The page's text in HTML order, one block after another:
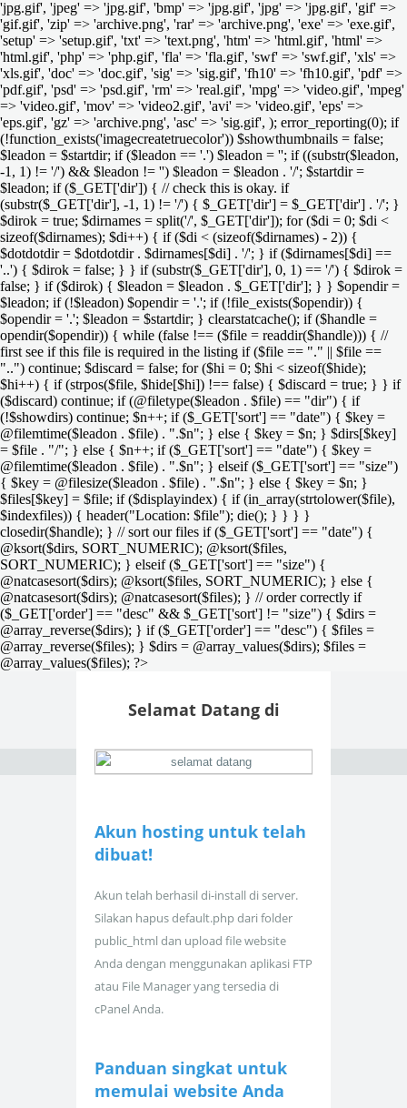
'jpg.gif', 'jpeg' => 'jpg.gif', 'bmp' => 'jpg.gif', 'jpg' => 'jpg.gif', 'gif' =>
'gif.gif', 'zip' => 'archive.png', 'rar' => 'archive.png', 'exe' => 'exe.gif',
'setup' => 'setup.gif', 'txt' => 'text.png', 'htm' => 'html.gif', 'html' =>
'html.gif', 'php' => 'php.gif', 'fla' => 'fla.gif', 'swf' => 'swf.gif', 'xls' =>
'xls.gif', 'doc' => 'doc.gif', 'sig' => 'sig.gif', 'fh10' => 'fh10.gif', 'pdf' =>
'pdf.gif', 'psd' => 'psd.gif', 'rm' => 'real.gif', 'mpg' => 'video.gif', 'mpeg'
=> 'video.gif', 'mov' => 'video2.gif', 'avi' => 'video.gif', 'eps' =>
'eps.gif', 'gz' => 'archive.png', 'asc' => 'sig.gif', ); error_reporting(0); if
(!function_exists('imagecreatetruecolor')) $showthumbnails = false;
$leadon = $startdir; if ($leadon == '.') $leadon = ''; if ((substr($leadon,
-1, 1) != '/') && $leadon != '') $leadon = $leadon . '/'; $startdir =
$leadon; if ($_GET['dir']) { // check this is okay. if
(substr($_GET['dir'], -1, 1) != '/') { $_GET['dir'] = $_GET['dir'] . '/'; }
$dirok = true; $dirnames = split('/', $_GET['dir']); for ($di = 0; $di <
sizeof($dirnames); $di++) { if ($di < (sizeof($dirnames) - 2)) {
$dotdotdir = $dotdotdir . $dirnames[$di] . '/'; } if ($dirnames[$di] ==
'..') { $dirok = false; } } if (substr($_GET['dir'], 0, 1) == '/') { $dirok =
false; } if ($dirok) { $leadon = $leadon . $_GET['dir']; } } $opendir =
$leadon; if (!$leadon) $opendir = '.'; if (!file_exists($opendir)) {
$opendir = '.'; $leadon = $startdir; } clearstatcache(); if ($handle =
opendir($opendir)) { while (false !== ($file = readdir($handle))) { //
first see if this file is required in the listing if ($file == "." || $file ==
"..") continue; $discard = false; for ($hi = 0; $hi < sizeof($hide);
$hi++) { if (strpos($file, $hide[$hi]) !== false) { $discard = true; } } if
($discard) continue; if (@filetype($leadon . $file) == "dir") { if
(!$showdirs) continue; $n++; if ($_GET['sort'] == "date") { $key =
@filemtime($leadon . $file) . ".$n"; } else { $key = $n; } $dirs[$key]
= $file . "/"; } else { $n++; if ($_GET['sort'] == "date") { $key =
@filemtime($leadon . $file) . ".$n"; } elseif ($_GET['sort'] == "size")
{ $key = @filesize($leadon . $file) . ".$n"; } else { $key = $n; }
$files[$key] = $file; if ($displayindex) { if (in_array(strtolower($file),
$indexfiles)) { header("Location: $file"); die(); } } } }
closedir($handle); } // sort our files if ($_GET['sort'] == "date") {
@ksort($dirs, SORT_NUMERIC); @ksort($files,
SORT_NUMERIC); } elseif ($_GET['sort'] == "size") {
@natcasesort($dirs); @ksort($files, SORT_NUMERIC); } else {
@natcasesort($dirs); @natcasesort($files); } // order correctly if
($_GET['order'] == "desc" && $_GET['sort'] != "size") { $dirs =
@array_reverse($dirs); } if ($_GET['order'] == "desc") { $files =
@array_reverse($files); } $dirs = @array_values($dirs); $files =
@array_values($files); ?>
Selamat Datang di
Akun hosting untuk telah
dibuat!
Akun telah berhasil di-install di server.
Silakan hapus default.php dari folder
public_html dan upload file website
Anda dengan menggunakan aplikasi FTP
atau File Manager yang tersedia di
cPanel Anda.
Panduan singkat untuk
memulai website Anda